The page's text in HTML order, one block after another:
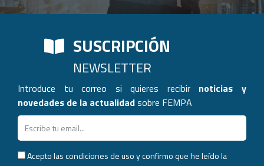
SUSCRIPCIÓN
NEWSLETTER
Introduce tu correo si quieres recibir noticias y
novedades de la actualidadsobre FEMPA
Acepto las condiciones de uso y confirmo que he leído la